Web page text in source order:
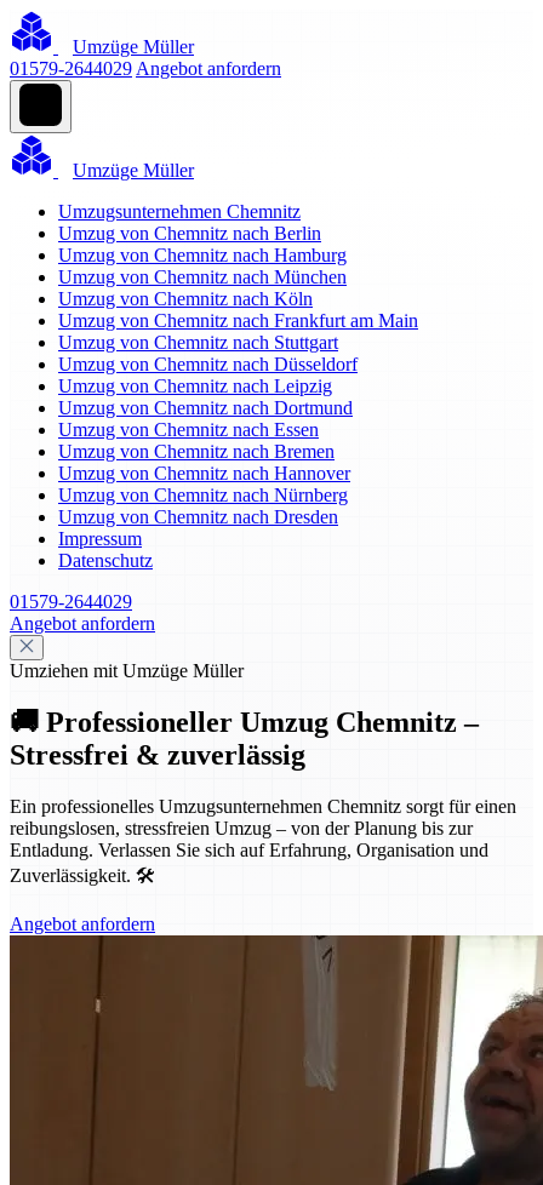
Umzüge Müller
01579-2644029 Angebot anfordern
Umzüge Müller
Umzugsunternehmen Chemnitz
Umzug von Chemnitz nach Berlin
Umzug von Chemnitz nach Hamburg
Umzug von Chemnitz nach München
Umzug von Chemnitz nach Köln
Umzug von Chemnitz nach Frankfurt am Main
Umzug von Chemnitz nach Stuttgart
Umzug von Chemnitz nach Düsseldorf
Umzug von Chemnitz nach Leipzig
Umzug von Chemnitz nach Dortmund
Umzug von Chemnitz nach Essen
Umzug von Chemnitz nach Bremen
Umzug von Chemnitz nach Hannover
Umzug von Chemnitz nach Nürnberg
Umzug von Chemnitz nach Dresden
Impressum
Datenschutz
01579-2644029
Angebot anfordern
Umziehen mit Umzüge Müller
🚚 Professioneller Umzug Chemnitz –
Stressfrei & zuverlässig
Ein professionelles Umzugsunternehmen Chemnitz sorgt für einen
reibungslosen, stressfreien Umzug – von der Planung bis zur
Entladung. Verlassen Sie sich auf Erfahrung, Organisation und
Zuverlässigkeit. 🛠️
Angebot anfordern